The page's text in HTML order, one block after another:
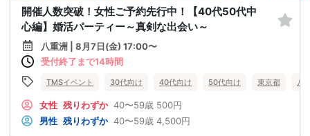
開催人数突破！女性ご予約先行中！【40代50代中
心編】婚活パーティー～真剣な出会い～
八重洲 | 8月7日(金) 17:00〜
受付終了まで14時間
TMSイベント 30代向け 40代向け 50代向け 東京都 八
女性 残りわずか 40〜59歳 500円
男性 残りわずか 40〜59歳 4,500円